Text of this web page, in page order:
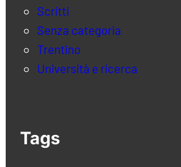
Scritti
Senza categoria
Trentino
Università e ricerca
Tags